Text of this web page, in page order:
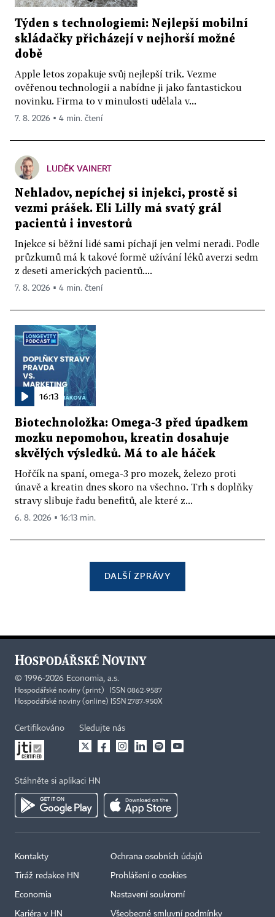
Týden s technologiemi: Nejlepší mobilní
skládačky přicházejí v nejhorší možné
době
Apple letos zopakuje svůj nejlepší trik. Vezme
ověřenou technologii a nabídne ji jako fantastickou
novinku. Firma to v minulosti udělala v...
7. 8. 2026 ▪ 4 min. čtení
LUDĚK VAINERT
Nehladov, nepíchej si injekci, prostě si
vezmi prášek. Eli Lilly má svatý grál
pacientů i investorů
Injekce si běžní lidé sami píchají jen velmi neradi. Podle
průzkumů má k takové formě užívání léků averzi sedm
z deseti amerických pacientů....
7. 8. 2026 ▪ 4 min. čtení
16:13
Biotechnoložka: Omega-3 před úpadkem
mozku nepomohou, kreatin dosahuje
skvělých výsledků. Má to ale háček
Hořčík na spaní, omega-3 pro mozek, železo proti
únavě a kreatin dnes skoro na všechno. Trh s doplňky
stravy slibuje řadu benefitů, ale které z...
6. 8. 2026 ▪ 16:13 min.
DALŠÍ ZPRÁVY
© 1996-2026 Economia, a.s.
Hospodářské noviny (print) ISSN 0862-9587
Hospodářské noviny (online) ISSN 2787-950X
Certifikováno Sledujte nás
Stáhněte si aplikaci HN
Kontakty
Tiráž redakce HN
Economia
Kariéra v HN
Ochrana osobních údajů
Prohlášení o cookies
Nastavení soukromí
Všeobecné smluvní podmínky